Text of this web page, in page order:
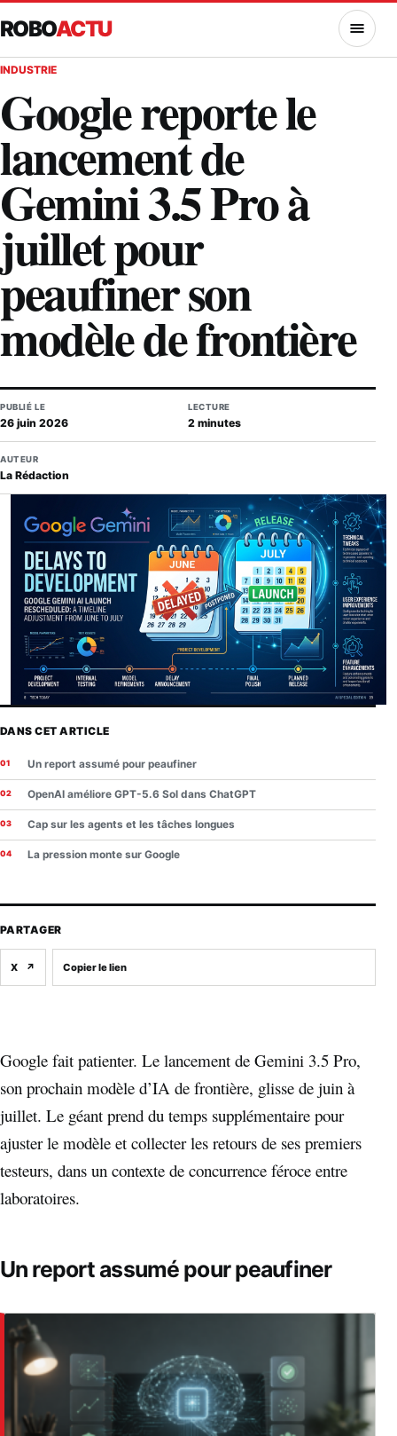
ROBOACTU MENU
INDUSTRIE
Google reporte le
lancement de
Gemini 3.5 Pro à
juillet pour
peaufiner son
modèle de frontière
PUBLIÉ LE
26 juin 2026
LECTURE
2 minutes
AUTEUR
La Rédaction
Google fait patienter. Le lancement de Gemini 3.5 Pro,
son prochain modèle d’IA de frontière, glisse de juin à
juillet. Le géant prend du temps supplémentaire pour
ajuster le modèle et collecter les retours de ses premiers
testeurs, dans un contexte de concurrence féroce entre
laboratoires.
Un report assumé pour peaufiner
DANS CET ARTICLE
Un report assumé pour peaufiner
OpenAI améliore GPT-5.6 Sol dans ChatGPT
Cap sur les agents et les tâches longues
La pression monte sur Google
PARTAGER
X ↗ Copier le lien